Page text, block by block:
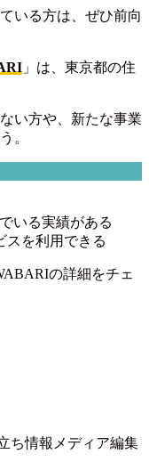
いる方は、ぜひ前向
」は、東京都の住
い方や、新たな事業
。
いる実績がある
スを利用できる
の詳細をチェ
ち情報メディア編集